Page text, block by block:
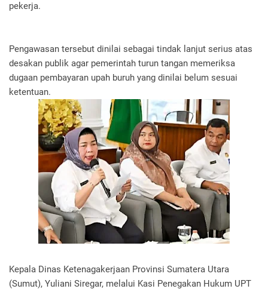
pekerja.
Pengawasan tersebut dinilai sebagai tindak lanjut serius atas
desakan publik agar pemerintah turun tangan memeriksa
dugaan pembayaran upah buruh yang dinilai belum sesuai
ketentuan.
Kepala Dinas Ketenagakerjaan Provinsi Sumatera Utara
(Sumut), Yuliani Siregar, melalui Kasi Penegakan Hukum UPT